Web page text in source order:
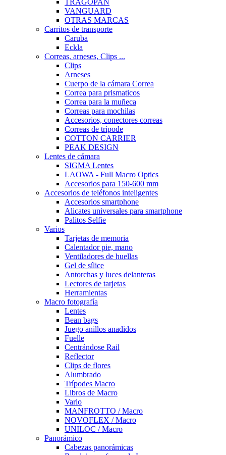
TRAGOPAN
VANGUARD
OTRAS MARCAS
Carritos de transporte
Caruba
Eckla
Correas, arneses, Clips ...
Clips
Arneses
Cuerpo de la cámara Correa
Correa para prismaticos
Correa para la muñeca
Correas para mochilas
Accesorios, conectores correas
Correas de trípode
COTTON CARRIER
PEAK DESIGN
Lentes de cámara
SIGMA Lentes
LAOWA - Full Macro Optics
Accesorios para 150-600 mm
Accesorios de teléfonos inteligentes
Accesorios smartphone
Alicates universales para smartphone
Palitos Selfie
Varios
Tarjetas de memoria
Calentador pie, mano
Ventiladores de huellas
Gel de sílice
Antorchas y luces delanteras
Lectores de tarjetas
Herramientas
Macro fotografía
Lentes
Bean bags
Juego anillos anadidos
Fuelle
Centrándose Rail
Reflector
Clips de flores
Alumbrado
Trípodes Macro
Libros de Macro
Vario
MANFROTTO / Macro
NOVOFLEX / Macro
UNILOC / Macro
Panorámico
Cabezas panorámicas